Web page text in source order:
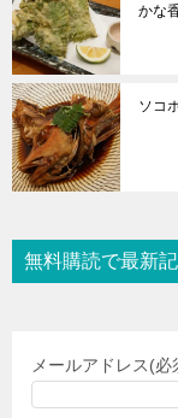
かな
ソコ
無料購読で最新
メールアドレス(必